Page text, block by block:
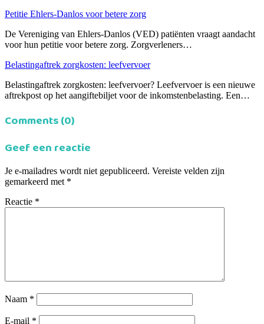
Petitie Ehlers-Danlos voor betere zorg
De Vereniging van Ehlers-Danlos (VED) patiënten vraagt aandacht
voor hun petitie voor betere zorg. Zorgverleners…
Belastingaftrek zorgkosten: leefvervoer
Belastingaftrek zorgkosten: leefvervoer? Leefvervoer is een nieuwe
aftrekpost op het aangiftebiljet voor de inkomstenbelasting. Een…
Comments (0)
Geef een reactie
Je e-mailadres wordt niet gepubliceerd. Vereiste velden zijn
gemarkeerd met *
Reactie *
Naam *
E-mail *